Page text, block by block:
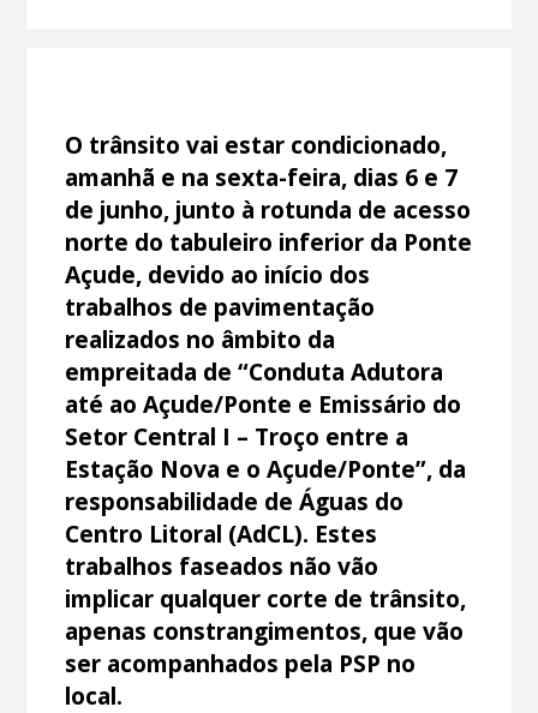
O trânsito vai estar condicionado,
amanhã e na sexta-feira, dias 6 e 7
de junho, junto à rotunda de acesso
norte do tabuleiro inferior da Ponte
Açude, devido ao início dos
trabalhos de pavimentação
realizados no âmbito da
empreitada de “Conduta Adutora
até ao Açude/Ponte e Emissário do
Setor Central I – Troço entre a
Estação Nova e o Açude/Ponte”, da
responsabilidade de Águas do
Centro Litoral (AdCL). Estes
trabalhos faseados não vão
implicar qualquer corte de trânsito,
apenas constrangimentos, que vão
ser acompanhados pela PSP no
local.